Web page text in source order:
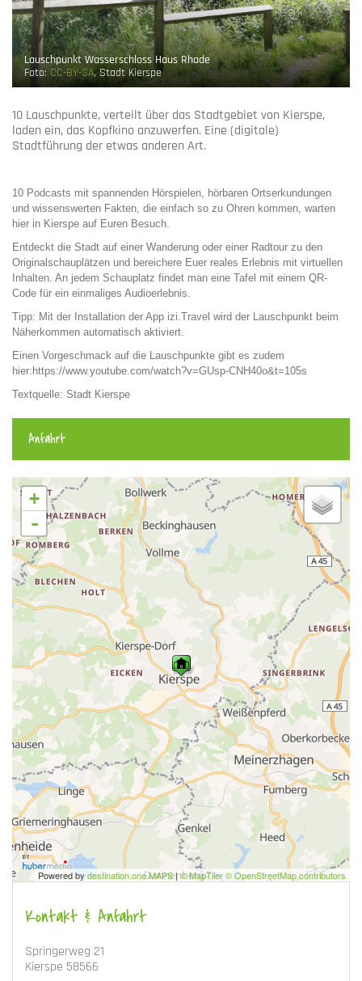
Lauschpunkt Wasserschloss Haus Rhade
Foto:CC-BY-SA, Stadt Kierspe
10 Lauschpunkte, verteilt über das Stadtgebiet von Kierspe,
laden ein, das Kopfkino anzuwerfen. Eine (digitale)
Stadtführung der etwas anderen Art.
10 Podcasts mit spannenden Hörspielen, hörbaren Ortserkundungen
und wissenswerten Fakten, die einfach so zu Ohren kommen, warten
hier in Kierspe auf Euren Besuch.
Entdeckt die Stadt auf einer Wanderung oder einer Radtour zu den
Originalschauplätzen und bereichere Euer reales Erlebnis mit virtuellen
Inhalten. An jedem Schauplatz findet man eine Tafel mit einem QR-
Code für ein einmaliges Audioerlebnis.
Tipp: Mit der Installation der App izi.Travel wird der Lauschpunkt beim
Näherkommen automatisch aktiviert.
Einen Vorgeschmack auf die Lauschpunkte gibt es zudem
hier:https://www.youtube.com/watch?v=GUsp-CNH40o&t=105s
Textquelle: Stadt Kierspe
Anfahrt
+
-
Powered by destination.one MAPS|© MapTiler © OpenStreetMap contributors
Kontakt & Anfahrt
Springerweg 21
Kierspe 58566